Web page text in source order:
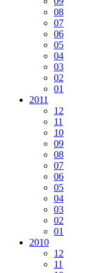
08
07
06
05
04
03
02
01
2011
12
11
10
09
08
07
06
05
04
03
02
01
2010
12
11